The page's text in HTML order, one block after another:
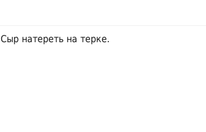
Сыр натереть на терке.